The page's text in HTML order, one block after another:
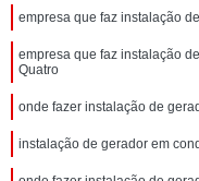
empresa que faz instalação
empresa que faz instalação
Quatro
onde fazer instalação de
instalação de gerador em